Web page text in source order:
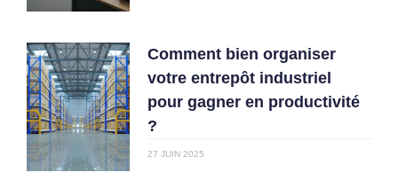
Comment bien organiser
votre entrepôt industriel
pour gagner en productivité
?
27 JUIN 2025